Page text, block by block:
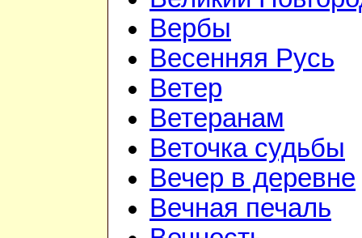
Вербы
Весенняя Русь
Ветер
Ветеранам
Веточка судьбы
Вечер в деревне
Вечная печаль